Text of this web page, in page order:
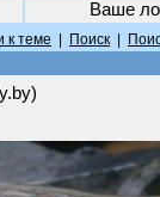
Ваше
к теме Поиск